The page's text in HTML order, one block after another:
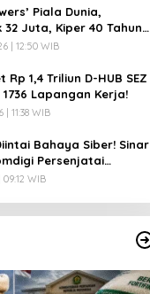
Piala Dunia,
Juta, Kiper 40 Tahun
| 12:50 WIB
1,4 Triliun D-HUB SEZ
1736 Lapangan Kerja!
11:38 WIB
Bahaya Siber! Sinar
Persenjatai
WIB